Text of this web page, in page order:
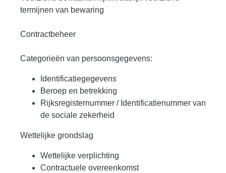
termijnen van bewaring
Contractbeheer
Categorieën van persoonsgegevens:
Identificatiegegevens
Beroep en betrekking
Rijksregisternummer / Identificatienummer van
de sociale zekerheid
Wettelijke grondslag
Wettelijke verplichting
Contractuele overeenkomst